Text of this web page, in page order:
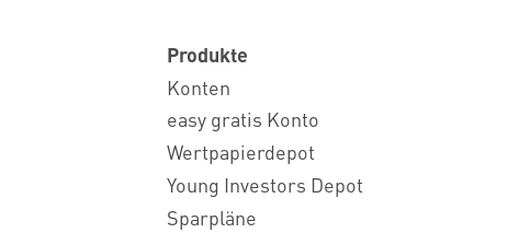
Produkte
Konten
easy gratis Konto
Wertpapierdepot
Young Investors Depot
Sparpläne